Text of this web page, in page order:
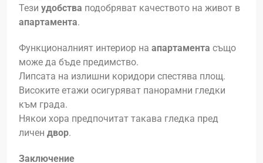
Тези удобства подобряват качеството на живот в
апартамента.
Функционалният интериор на апартамента също
може да бъде предимство.
Липсата на излишни коридори спестява площ.
Високите етажи осигуряват панорамни гледки
към града.
Някои хора предпочитат такава гледка пред
личен двор.
Заключение